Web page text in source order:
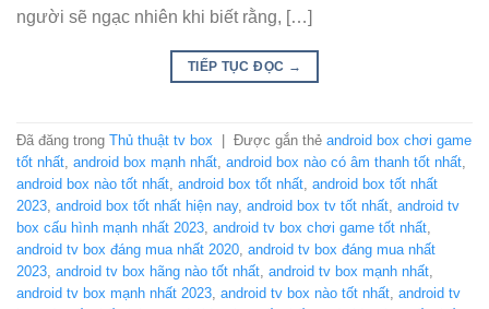
người sẽ ngạc nhiên khi biết rằng, […]
TIẾP TỤC ĐỌC →
Đã đăng trong Thủ thuật tv box Được gắn thẻ android box chơi game
tốt nhất, android box mạnh nhất, android box nào có âm thanh tốt nhất,
android box nào tốt nhất, android box tốt nhất, android box tốt nhất
2023, android box tốt nhất hiện nay, android box tv tốt nhất, android tv
box cấu hình mạnh nhất 2023, android tv box chơi game tốt nhất,
android tv box đáng mua nhất 2020, android tv box đáng mua nhất
2023, android tv box hãng nào tốt nhất, android tv box mạnh nhất,
android tv box mạnh nhất 2023, android tv box nào tốt nhất, android tv